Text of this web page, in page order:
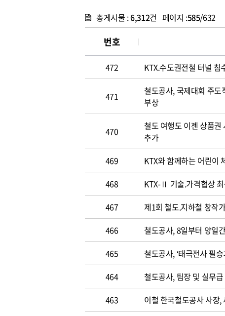
총게시물 :6,312건 페이지 :585/632
번호
472 KTX.수도권전철 터널 침
471
철도공사, 국제대회 주
부상
470
철도 여행도 이젠 상품
추가
469 KTX와 함께하는 어린이
468
KTX-Ⅱ 기술.가격협상
467
제1회 철도.지하철 창작
466
철도공사, 8일부터 양일
465
철도공사, ‘태극전사 필
464
철도공사, 팀장 및 실무
463
이철 한국철도공사 사장